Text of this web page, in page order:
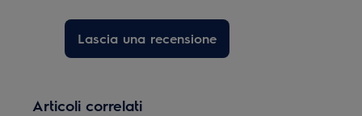
Lascia una recensione
Articoli correlati